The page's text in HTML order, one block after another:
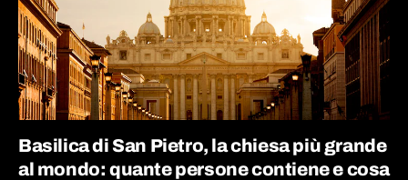
Basilica di San Pietro, la chiesa più grande
al mondo: quante persone contiene e cosa